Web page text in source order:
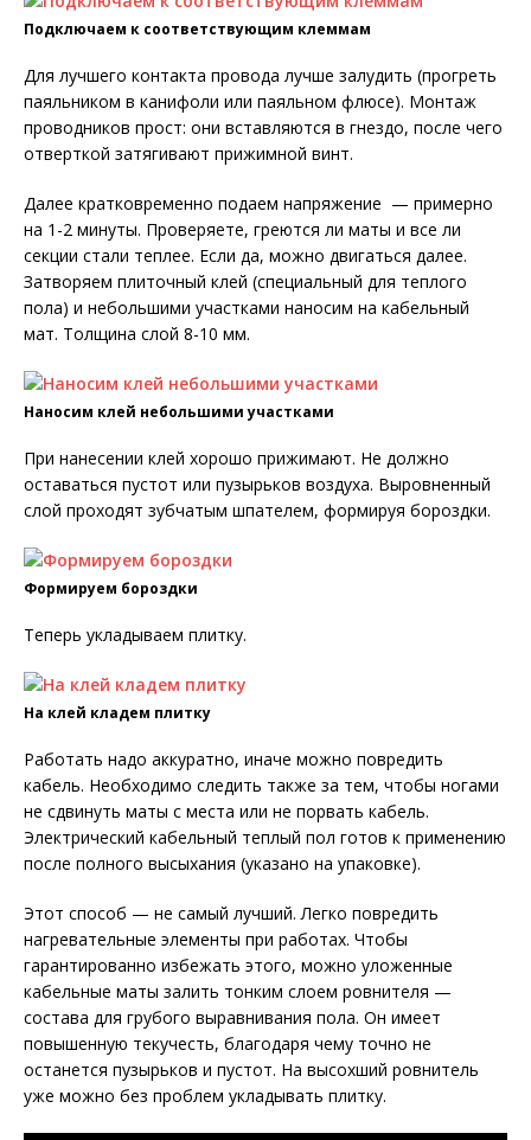
Подключаем к соответствующим клеммам
Для лучшего контакта провода лучше залудить (прогреть
паяльником в канифоли или паяльном флюсе). Монтаж
проводников прост: они вставляются в гнездо, после чего
отверткой затягивают прижимной винт.
Далее кратковременно подаем напряжение — примерно
на 1-2 минуты. Проверяете, греются ли маты и все ли
секции стали теплее. Если да, можно двигаться далее.
Затворяем плиточный клей (специальный для теплого
пола) и небольшими участками наносим на кабельный
мат. Толщина слой 8-10 мм.
Наносим клей небольшими участками
При нанесении клей хорошо прижимают. Не должно
оставаться пустот или пузырьков воздуха. Выровненный
слой проходят зубчатым шпателем, формируя бороздки.
Формируем бороздки
Теперь укладываем плитку.
На клей кладем плитку
Работать надо аккуратно, иначе можно повредить
кабель. Необходимо следить также за тем, чтобы ногами
не сдвинуть маты с места или не порвать кабель.
Электрический кабельный теплый пол готов к применению
после полного высыхания (указано на упаковке).
Этот способ — не самый лучший. Легко повредить
нагревательные элементы при работах. Чтобы
гарантированно избежать этого, можно уложенные
кабельные маты залить тонким слоем ровнителя —
состава для грубого выравнивания пола. Он имеет
повышенную текучесть, благодаря чему точно не
останется пузырьков и пустот. На высохший ровнитель
уже можно без проблем укладывать плитку.